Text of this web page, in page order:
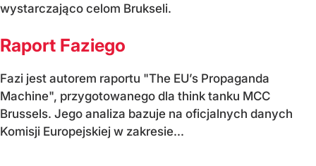
wystarczająco celom Brukseli.
Raport Faziego
Fazi jest autorem raportu "The EU’s Propaganda
Machine", przygotowanego dla think tanku MCC
Brussels. Jego analiza bazuje na oficjalnych danych
Komisji Europejskiej w zakresie...